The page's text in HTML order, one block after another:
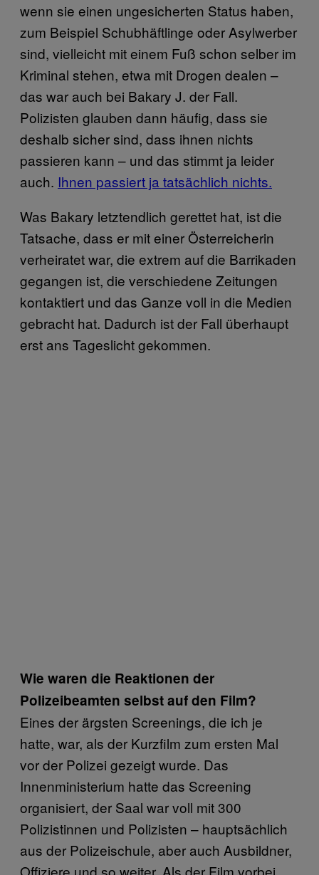
wenn sie einen ungesicherten Status haben,
zum Beispiel Schubhäftlinge oder Asylwerber
sind, vielleicht mit einem Fuß schon selber im
Kriminal stehen, etwa mit Drogen dealen –
das war auch bei Bakary J. der Fall.
Polizisten glauben dann häufig, dass sie
deshalb sicher sind, dass ihnen nichts
passieren kann – und das stimmt ja leider
auch. Ihnen passiert ja tatsächlich nichts.
Was Bakary letztendlich gerettet hat, ist die
Tatsache, dass er mit einer Österreicherin
verheiratet war, die extrem auf die Barrikaden
gegangen ist, die verschiedene Zeitungen
kontaktiert und das Ganze voll in die Medien
gebracht hat. Dadurch ist der Fall überhaupt
erst ans Tageslicht gekommen.
Wie waren die Reaktionen der
Polizeibeamten selbst auf den Film?
Eines der ärgsten Screenings, die ich je
hatte, war, als der Kurzfilm zum ersten Mal
vor der Polizei gezeigt wurde. Das
Innenministerium hatte das Screening
organisiert, der Saal war voll mit 300
Polizistinnen und Polizisten – hauptsächlich
aus der Polizeischule, aber auch Ausbildner,